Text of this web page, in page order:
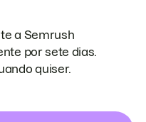
a Semrush
por sete dias.
quiser.